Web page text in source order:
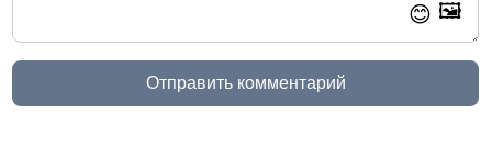
😊 🖼️
Отправить комментарий